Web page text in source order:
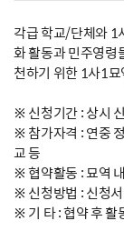
각급 학교/단체와 1
화 활동과 민주영령
천하기 위한 1사1
※ 신청기간 : 상시
※ 참가자격 : 연중
교 등
※ 협약활동 : 묘역
※ 신청방법 : 신청서
※ 기 타 : 협약 후 활